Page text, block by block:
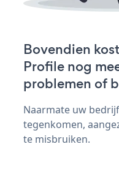
Bovendien
Profile nog
problemen of
Naarmate uw
tegenkomen,
te misbruiken.